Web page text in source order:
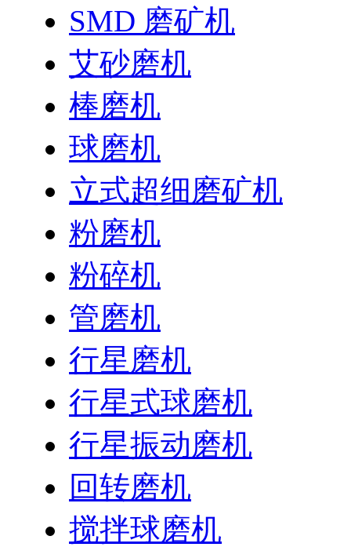
SMD 磨矿机
艾砂磨机
棒磨机
球磨机
立式超细磨矿机
粉磨机
粉碎机
管磨机
行星磨机
行星式球磨机
行星振动磨机
回转磨机
搅拌球磨机